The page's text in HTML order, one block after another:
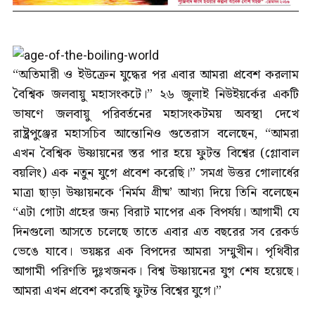
“অতিমারী ও ইউক্রেন যুদ্ধের পর এবার আমরা প্রবেশ করলাম
বৈশ্বিক জলবায়ু মহাসংকটে।” ২৬ জুলাই নিউইয়র্কের একটি
ভাষণে জলবায়ু পরিবর্তনের মহাসংকটময় অবস্থা দেখে
রাষ্ট্রপুঞ্জের মহাসচিব আন্তোনিও গুতেরাস বলেছেন, “আমরা
এখন বৈশ্বিক উষ্ণায়নের স্তর পার হয়ে ফুটন্ত বিশ্বের (গ্লোবাল
বয়লিং) এক নতুন যুগে প্রবেশ করেছি।” সমগ্র উত্তর গোলার্ধের
মাত্রা ছাড়া উষ্ণায়নকে ‘নির্মম গ্রীষ্ম’ আখ্যা দিয়ে তিনি বলেছেন
“এটা গোটা গ্রহের জন্য বিরাট মাপের এক বিপর্যয়। আগামী যে
দিনগুলো আসতে চলেছে তাতে এবার এত বছরের সব রেকর্ড
ভেঙে যাবে। ভয়ঙ্কর এক বিপদের আমরা সম্মুখীন। পৃথিবীর
আগামী পরিণতি দুঃখজনক। বিশ্ব উষ্ণায়নের যুগ শেষ হয়েছে।
আমরা এখন প্রবেশ করেছি ফুটন্ত বিশ্বের যুগে।”